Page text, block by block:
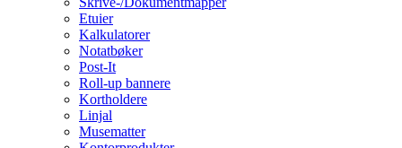
Etuier
Kalkulatorer
Notatbøker
Post-It
Roll-up bannere
Kortholdere
Linjal
Musematter